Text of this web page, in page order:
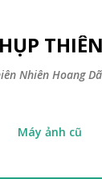
Nhiên Hoang
Máy ảnh cũ